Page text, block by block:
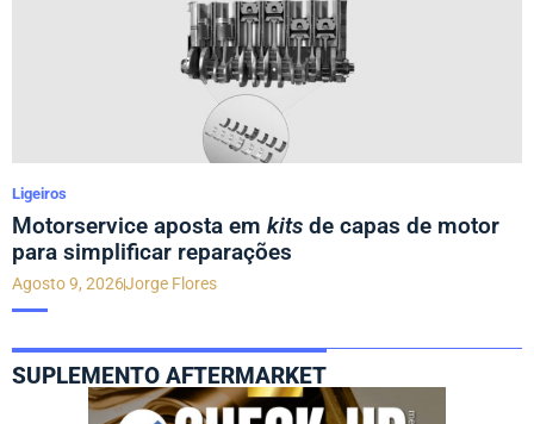
Ligeiros
Motorservice aposta em kits de capas de motor
para simplificar reparações
Agosto 9, 2026Jorge Flores
SUPLEMENTO AFTERMARKET